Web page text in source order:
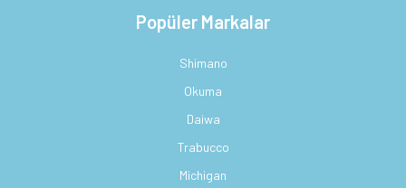
Popüler Markalar
Shimano
Okuma
Daiwa
Trabucco
Michigan